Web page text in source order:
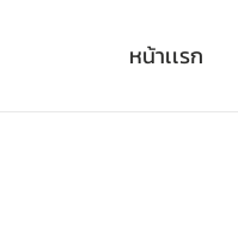
หน้าเเรก